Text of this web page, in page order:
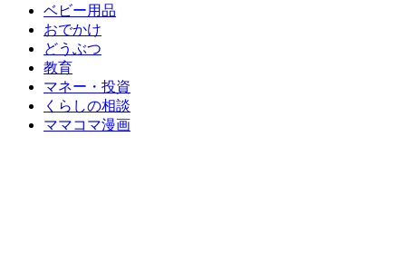
ベビー用品
おでかけ
どうぶつ
教育
マネー・投資
くらしの相談
ママコマ漫画